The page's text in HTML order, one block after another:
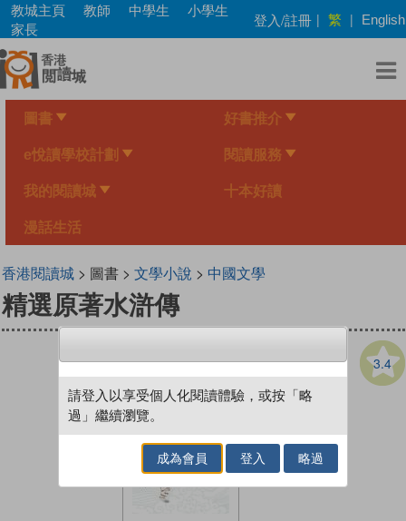
Skip
main
content
教城主頁 教師 中學生
小學生
家長
登入/註冊 | 繁 | English
圖書 好書推介
e悅讀學校計劃 閱讀服務
我的閱讀城 十本好讀
漫話生活
香港閱讀城> 圖書 > 文學小說 > 中國文學
精選原著水滸傳
3.4
請登入以享受個人化閱讀體驗，或按「略
過」繼續瀏覽。
成為會員 登入 略過